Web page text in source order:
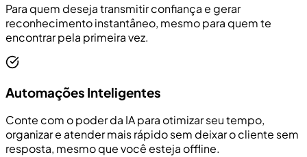
Para quem deseja transmitir confiança e gerar
reconhecimento instantâneo, mesmo para quem te
encontrar pela primeira vez.
Automações Inteligentes
Conte com o poder da IA para otimizar seu tempo,
organizar e atender mais rápido sem deixar o cliente sem
resposta, mesmo que você esteja offline.